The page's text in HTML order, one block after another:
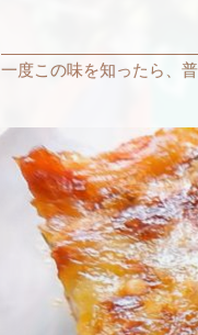
一度この味を知ったら、